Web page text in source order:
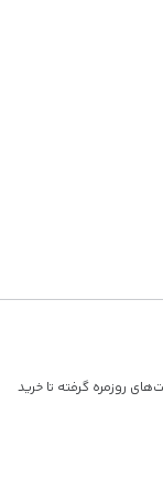
روزمره گرفته تا خرید